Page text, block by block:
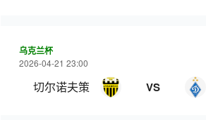
乌克兰杯
2026-04-21 23:00
切尔诺夫策 VS